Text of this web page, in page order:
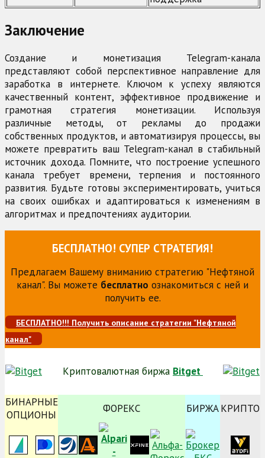
Заключение
Создание и монетизация Telegram-канала
представляют собой перспективное направление для
заработка в интернете. Ключом к успеху являются
качественный контент, эффективное продвижение и
грамотная стратегия монетизации. Используя
различные методы, от рекламы до продажи
собственных продуктов, и автоматизируя процессы, вы
можете превратить ваш Telegram-канал в стабильный
источник дохода. Помните, что построение успешного
канала требует времени, терпения и постоянного
развития. Будьте готовы экспериментировать, учиться
на своих ошибках и адаптироваться к изменениям в
алгоритмах и предпочтениях аудитории.
БЕСПЛАТНО! СУПЕР СТРАТЕГИЯ!
Предлагаем Вашему вниманию стратегию "Нефтяной
канал". Вы можете бесплатно ознакомиться с ней и
получить ее.
БЕСПЛАТНО!!! Получить описание стратегии "Нефтяной
канал"
Криптовалютная биржа Bitget
БИНАРНЫЕ
ОПЦИОНЫ
ФОРЕКС БИРЖАКРИПТО